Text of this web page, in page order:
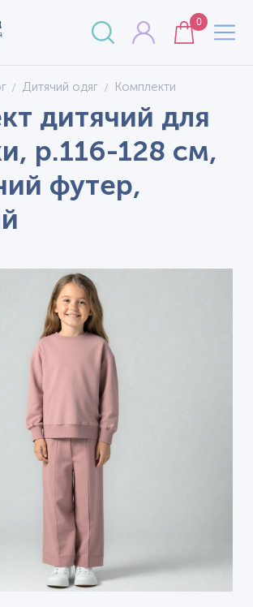
0
Дитячий одяг Комплекти
дитячий для
р.116-128 см,
футер,